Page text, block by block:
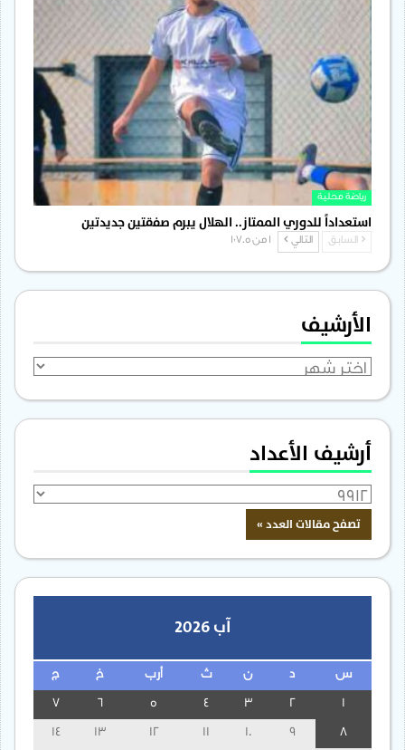
رياضة محلية
استعداداً للدوري الممتاز.. الهلال يبرم صفقتين جديدتين
السابق التالي
الأرشيف
الأرشيف
أرشيف الأعداد
آب 2026
س ن ث أرب خ ج
3
13
14